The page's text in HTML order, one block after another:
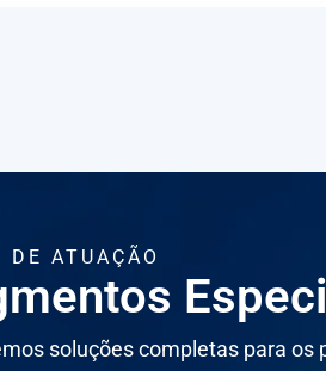
DE ATUAÇÃO
soluções completas para os